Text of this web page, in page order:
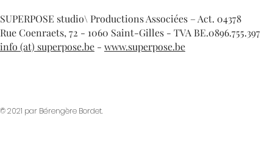
SUPERPOSE studio\ Productions Associées – Act. 04378
Rue Coenraets, 72 - 1060 Saint-Gilles - TVA BE.0896.755.397
info (at) superpose.be - www.superpose.be
© 2021 par Bérengère Bordet.